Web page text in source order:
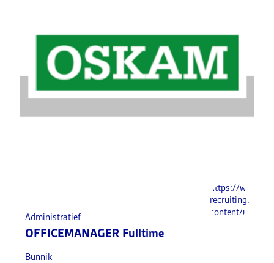
https://www.i-
recruiting.nl/
content/
Administratief
OFFICEMANAGER Fulltime
Bunnik